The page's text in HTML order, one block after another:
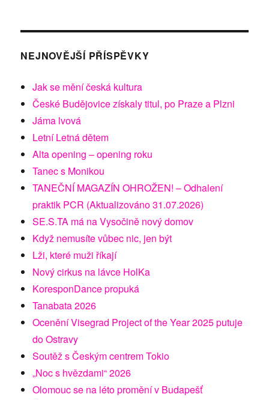
NEJNOVĚJŠÍ PŘÍSPĚVKY
Jak se mění česká kultura
České Budějovice získaly titul, po Praze a Plzni
Jáma lvová
Letní Letná dětem
Alta opening – opening roku
Tanec s Monikou
TANEČNÍ MAGAZÍN OHROŽEN! – Odhalení
praktik PCR (Aktualizováno 31.07.2026)
SE.S.TA má na Vysočině nový domov
Když nemusíte vůbec nic, jen být
Lži, které muži říkají
Nový cirkus na lávce HolKa
KoresponDance propuká
Tanabata 2026
Ocenění Visegrad Project of the Year 2025 putuje
do Ostravy
Soutěž s Českým centrem Tokio
„Noc s hvězdami“ 2026
Olomouc se na léto promění v Budapešť